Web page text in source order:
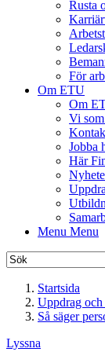
Rusta
För
Om ETU
Om
Vi
Jobba
Här
Menu Menu
Ange sökord
Startsida
Uppdrag och
Så säger
Lyssna